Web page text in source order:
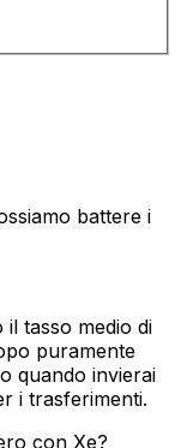
battere i
tasso medio di
puramente
quando invierai
i trasferimenti.
con Xe?